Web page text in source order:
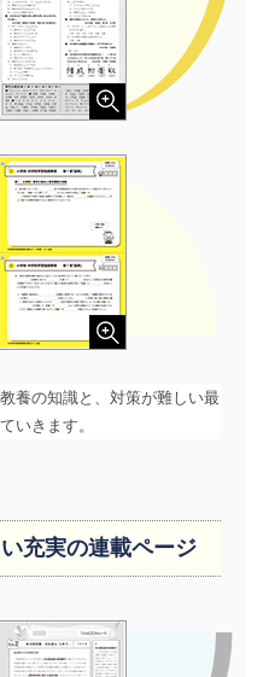
養の知識と、 対策が難しい最
いきます。
充実の連載ページ